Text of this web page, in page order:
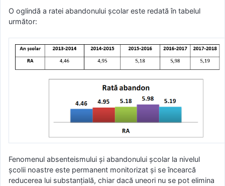
O oglindă a ratei abandonului şcolar este redată în tabelul
următor:
Fenomenul absenteismului și abandonului şcolar la nivelul
şcolii noastre este permanent monitorizat şi se încearcă
reducerea lui substanţială, chiar dacă uneori nu se pot elimina